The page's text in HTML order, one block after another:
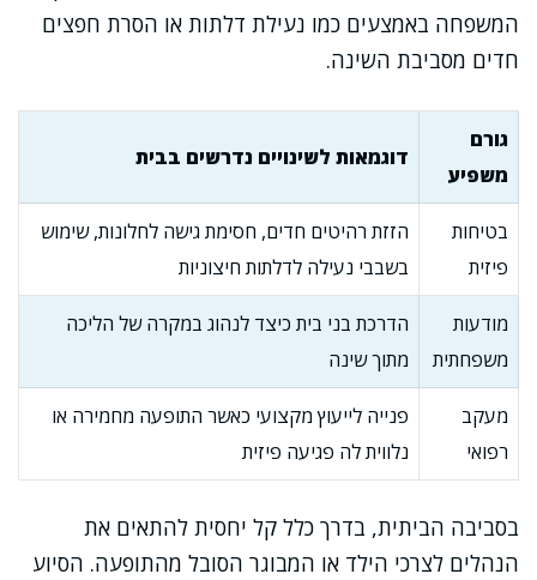
המשפחה באמצעים כמו נעילת דלתות או הסרת חפצים
חדים מסביבת השינה.
גורם
משפיע
דוגמאות לשינויים נדרשים בבית
בטיחות
פיזית
הזזת רהיטים חדים, חסימת גישה לחלונות, שימוש
בשבבי נעילה לדלתות חיצוניות
מודעות
משפחתית
הדרכת בני בית כיצד לנהוג במקרה של הליכה
מתוך שינה
מעקב
רפואי
פנייה לייעוץ מקצועי כאשר התופעה מחמירה או
נלווית לה פגיעה פיזית
בסביבה הביתית, בדרך כלל קל יחסית להתאים את
הנהלים לצרכי הילד או המבוגר הסובל מהתופעה. הסיוע